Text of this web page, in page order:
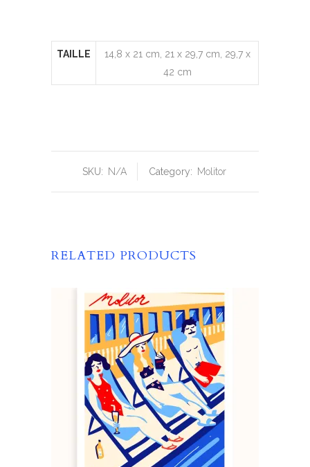
TAILLE
14,8 x 21 cm, 21 x 29,7 cm, 29,7 x
42 cm
SKU: N/A Category: Molitor
RELATED PRODUCTS